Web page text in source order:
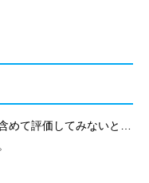
めて評価してみないと…